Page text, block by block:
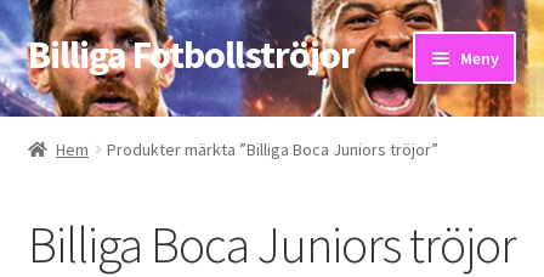
Hoppa
till
navigering
Hoppa
till
innehåll
Billiga Fotbollströjor Meny
Hem
Butik
Hem Produkter märkta ”Billiga Boca Juniors tröjor”
Billiga Boca Juniors tröjor